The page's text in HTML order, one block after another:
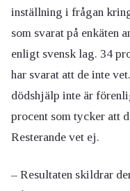
inställning i frågan
som svarat på enkäten
enligt svensk lag. 34
har svarat att de inte
dödshjälp inte är
procent som tycker att
Resterande vet ej.
– Resultaten skildrar